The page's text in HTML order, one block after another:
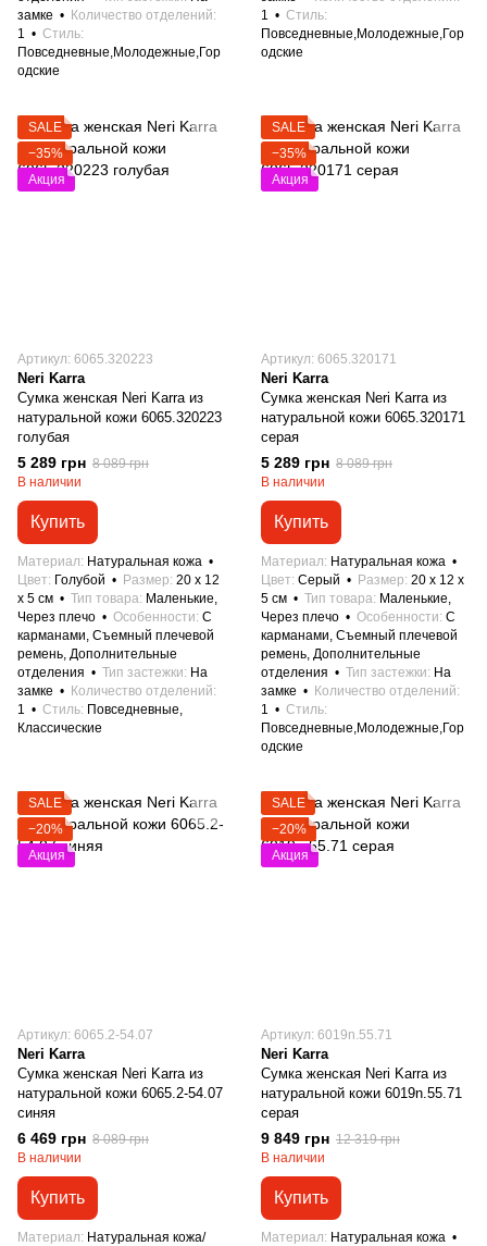
замке
Количество отделений
1
Стиль
Повседневные,Молодежные,Гор
одские
1
Стиль
Повседневные,Молодежные,Гор
одские
SALE
−35%
Акция
Артикул: 6065.320223
Neri Karra
Сумка женская Neri Karra из
натуральной кожи 6065.320223
голубая
5 289 грн 8 089 грн
В наличии
Купить
Материал
Натуральная кожа
Цвет
Голубой Размер 20 x 12
x 5 см
Тип товара Маленькие,
Через плечо
Особенности С
карманами, Съемный плечевой
ремень, Дополнительные
отделения
Тип застежки
На
замке
Количество отделений
1
Стиль Повседневные,
Классические
SALE
−35%
Акция
Артикул: 6065.320171
Neri Karra
Сумка женская Neri Karra из
натуральной кожи 6065.320171
серая
5 289 грн 8 089 грн
В наличии
Купить
Материал
Натуральная кожа
Цвет Серый Размер 20 x 12 x
5 см
Тип товара Маленькие,
Через плечо
Особенности С
карманами, Съемный плечевой
ремень, Дополнительные
отделения
Тип застежки
На
замке
Количество отделений
1
Стиль
Повседневные,Молодежные,Гор
одские
SALE
−20%
Акция
Артикул: 6065.2-54.07
Neri Karra
Сумка женская Neri Karra из
натуральной кожи 6065.2-54.07
синяя
6 469 грн 8 089 грн
В наличии
Купить
Материал
Натуральная кожа/
SALE
−20%
Акция
Артикул: 6019n.55.71
Neri Karra
Сумка женская Neri Karra из
натуральной кожи 6019n.55.71
серая
9 849 грн 12 319 грн
В наличии
Купить
Материал
Натуральная кожа